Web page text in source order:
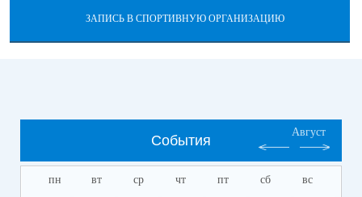
ЗАПИСЬ В СПОРТИВНУЮ ОРГАНИЗАЦИЮ
События
Август
пн вт ср чт пт сб вс